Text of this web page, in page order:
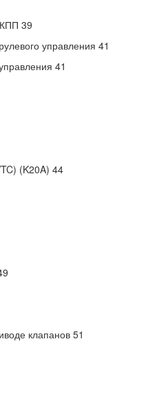
39
управления 41
41
(K20A) 44
клапанов 51